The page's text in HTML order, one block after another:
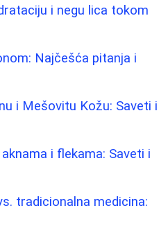
i negu lica tokom
Najčešća pitanja i
i Mešovitu Kožu: Saveti i
i flekama: Saveti i
tradicionalna medicina: